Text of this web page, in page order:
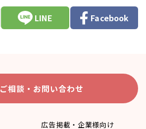
LINE Facebook
ご相談・お問い合わせ
広告掲載・企業様向け